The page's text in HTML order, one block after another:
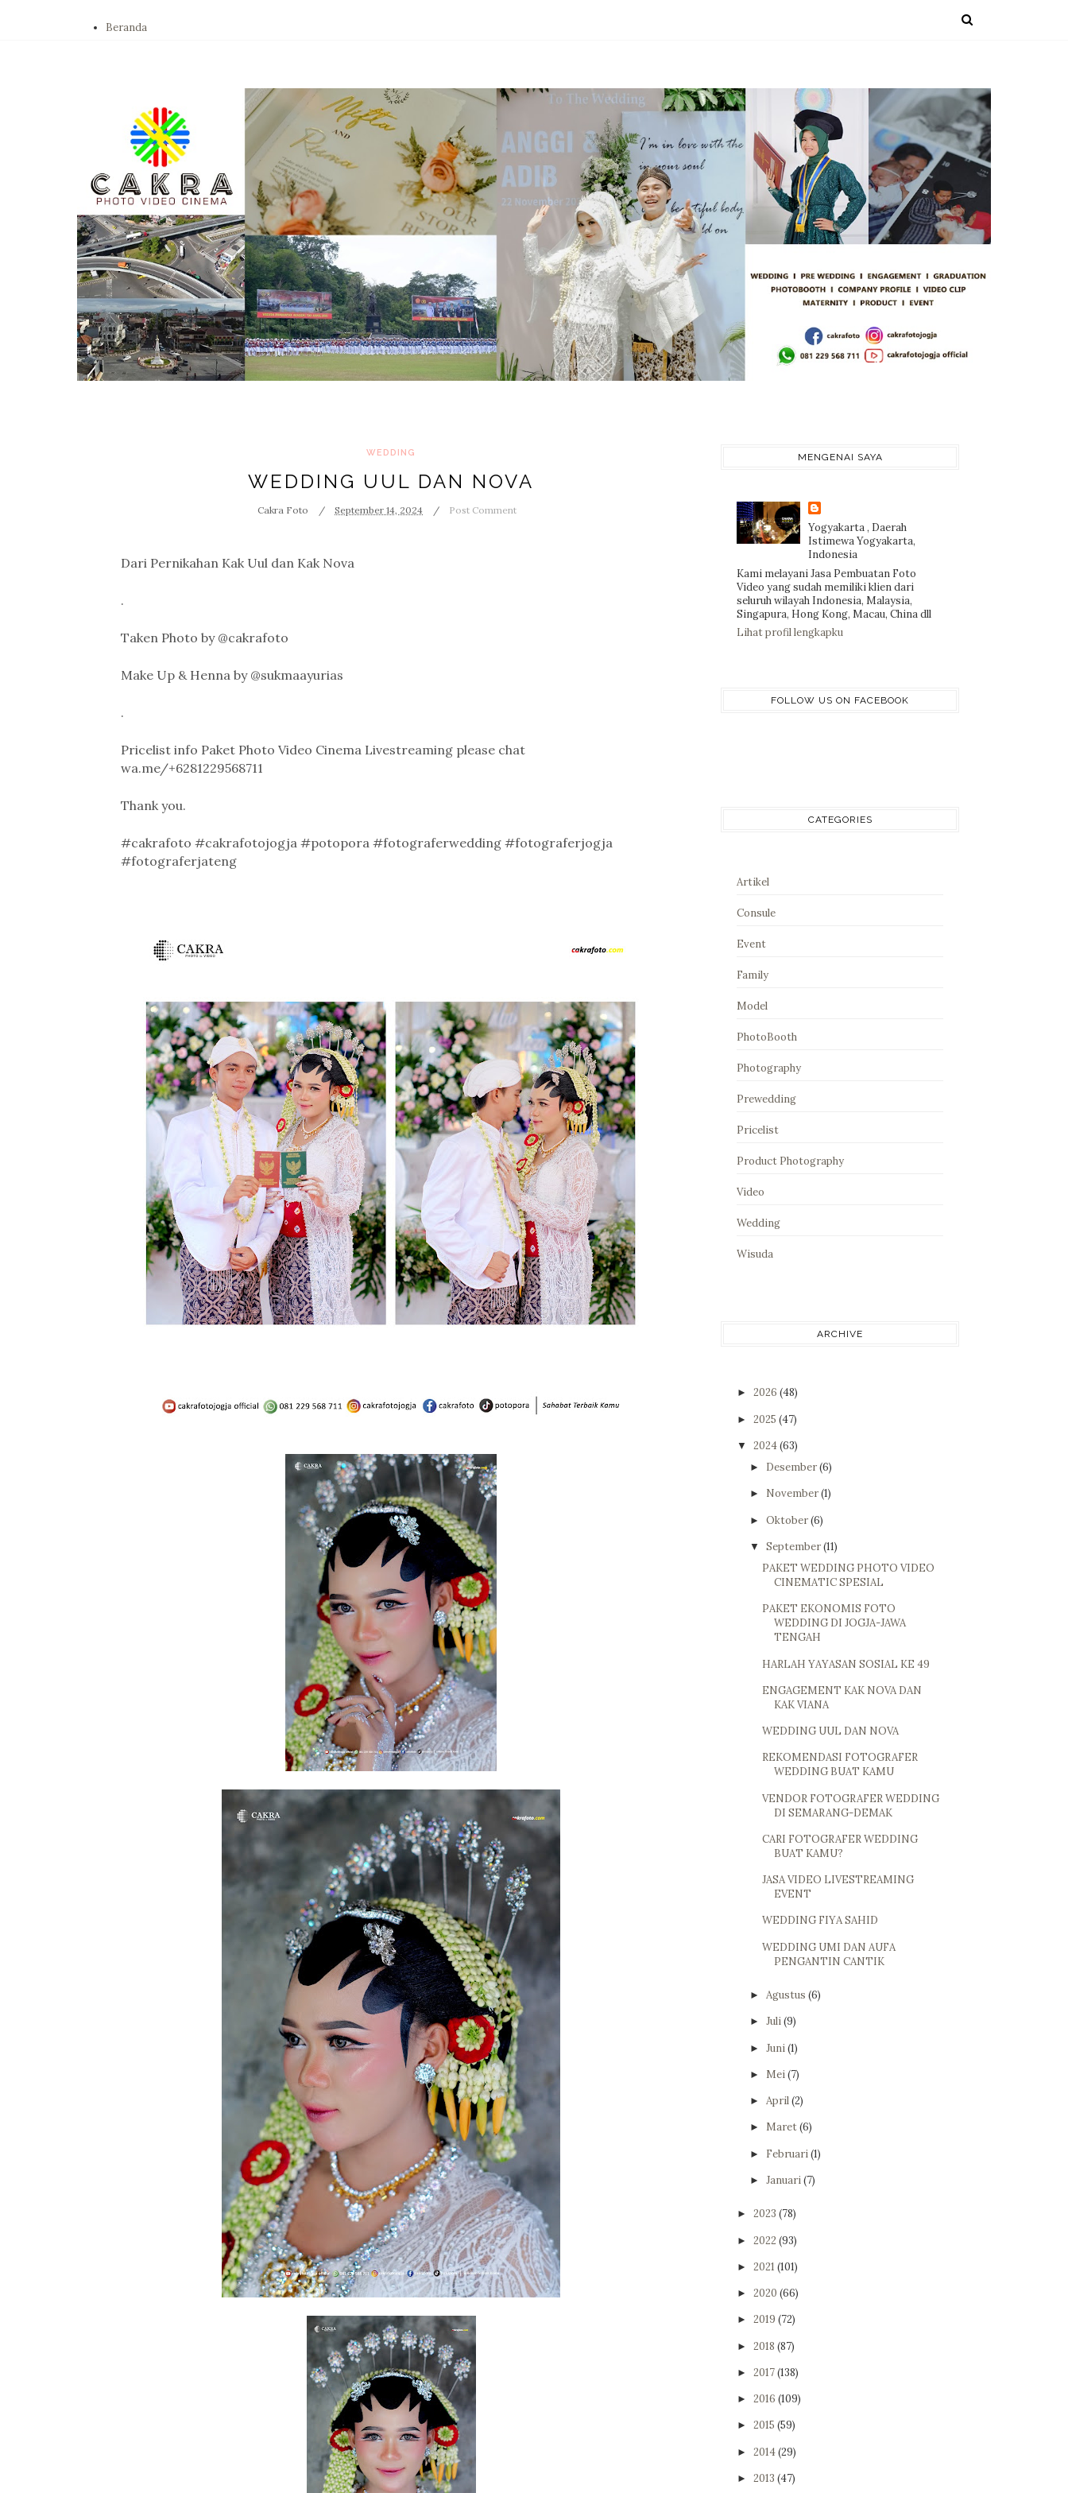
Beranda
WEDDING
WEDDING UUL DAN NOVA
Cakra Foto September 14, 2024 Post Comment
Dari Pernikahan Kak Uul dan Kak Nova
.
Taken Photo by @cakrafoto
Make Up & Henna by @sukmaayurias
.
Pricelist info Paket Photo Video Cinema Livestreaming please chat
wa.me/+6281229568711
Thank you.
#cakrafoto #cakrafotojogja #potopora #fotograferwedding #fotograferjogja
#fotograferjateng
MENGENAI SAYA
Yogyakarta , Daerah
Istimewa Yogyakarta,
Indonesia
Kami melayani Jasa Pembuatan Foto
Video yang sudah memiliki klien dari
seluruh wilayah Indonesia, Malaysia,
Singapura, Hong Kong, Macau, China dll
Lihat profil lengkapku
FOLLOW US ON FACEBOOK
CATEGORIES
Artikel
Consule
Event
Family
Model
PhotoBooth
Photography
Prewedding
Pricelist
Product Photography
Video
Wedding
Wisuda
ARCHIVE
► 2026 (48)
► 2025 (47)
▼ 2024(63)
► Desember(6)
► November(1)
► Oktober(6)
▼ September(11)
PAKET WEDDING PHOTO VIDEO
CINEMATIC SPESIAL
PAKET EKONOMIS FOTO
WEDDING DI JOGJA-JAWA
TENGAH
HARLAH YAYASAN SOSIAL KE 49
ENGAGEMENT KAK NOVA DAN
KAK VIANA
WEDDING UUL DAN NOVA
REKOMENDASI FOTOGRAFER
WEDDING BUAT KAMU
VENDOR FOTOGRAFER WEDDING
DI SEMARANG-DEMAK
CARI FOTOGRAFER WEDDING
BUAT KAMU?
JASA VIDEO LIVESTREAMING
EVENT
WEDDING FIYA SAHID
WEDDING UMI DAN AUFA
PENGANTIN CANTIK
► Agustus (6)
► Juli(9)
► Juni(1)
► Mei(7)
► April(2)
► Maret(6)
► Februari(1)
► Januari(7)
► 2023 (78)
► 2022 (93)
► 2021 (101)
► 2020 (66)
► 2019 (72)
► 2018 (87)
► 2017(138)
► 2016 (109)
► 2015 (59)
► 2014(29)
► 2013 (47)